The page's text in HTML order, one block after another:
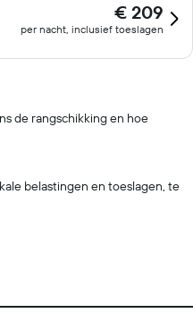
€ 209
per nacht, inclusief toeslagen
de rangschikking en hoe
belastingen en toeslagen, te